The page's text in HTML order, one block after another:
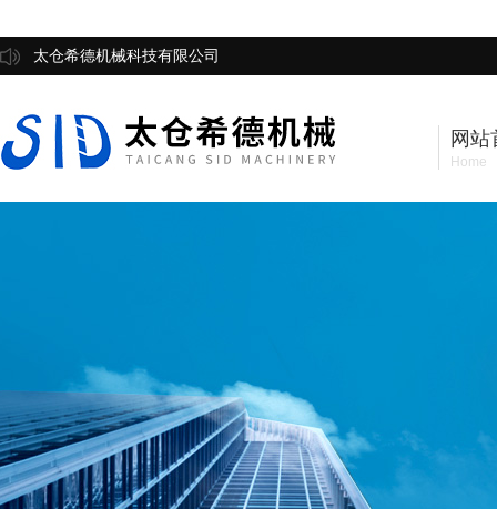
太仓希德机械科技有限公司
网站
Home